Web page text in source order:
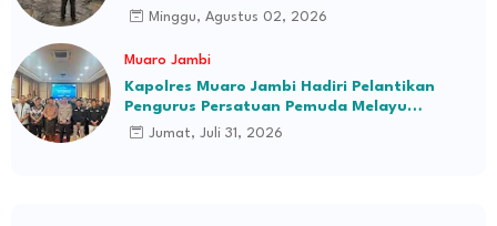
Ilir Bakal Blokade Jalan
Minggu, Agustus 02, 2026
Muaro Jambi
Kapolres Muaro Jambi Hadiri Pelantikan
Pengurus Persatuan Pemuda Melayu
Kabupaten Muaro Jambi Periode 2026–2031
Jumat, Juli 31, 2026